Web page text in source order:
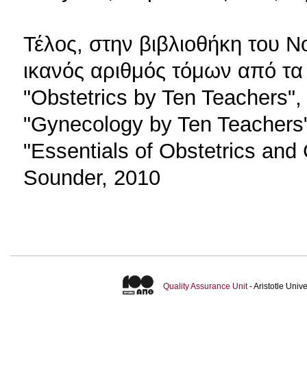
Τέλος, στην βιβλιοθήκη του
ικανός αριθμός τόμων από
"Obstetrics by Ten
"Gynecology by Ten
"Essentials of Obstetrics
Sounder, 2010
Quality Assurance Unit- Aristotle